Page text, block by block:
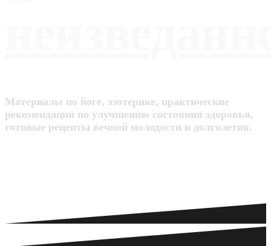
Материалы по йоге, эзотерике, практические
рекомендации по улучшению состояния здоровья,
готовые рецепты вечной молодости и долголетия.